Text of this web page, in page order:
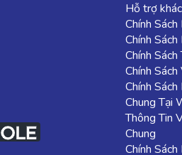
Hỗ trợ
Chính
Chính
Chính Sách
Chính
Chính
Chung Tại
Thông Tin
Chung
Chính